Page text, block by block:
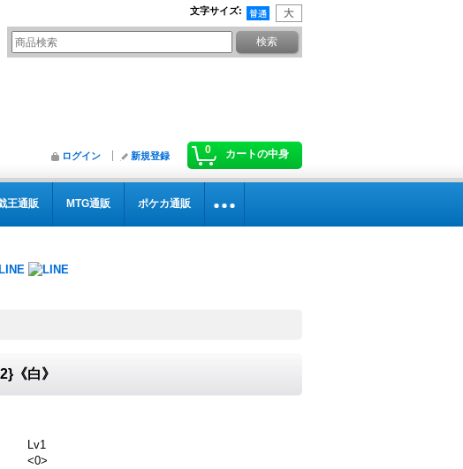
文字サイズ:
0 カートの中身
ログイン 新規登録
王通販 MTG通販 ポケカ通販
《白》
Lv1
<0>